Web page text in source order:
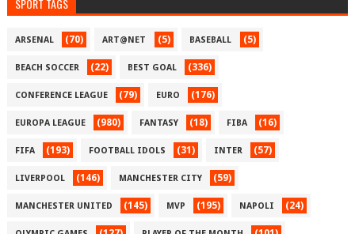
SPORT TAGS
ARSENAL (70) ART@NET (5) BASEBALL (5)
BEACH SOCCER (22) BEST GOAL (336)
CONFERENCE LEAGUE (79) EURO (176)
EUROPA LEAGUE (980) FANTASY (18) FIBA (16)
FIFA (193) FOOTBALL IDOLS (31) INTER (57)
LIVERPOOL (146) MANCHESTER CITY (59)
MANCHESTER UNITED (145) MVP (195) NAPOLI (24)